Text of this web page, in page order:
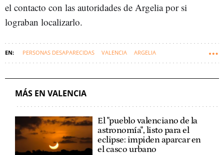
el contacto con las autoridades de Argeliapor si
lograban localizarlo.
PERSONAS DESAPARECIDAS VALENCIA ARGELIA
SUCESOS DE LA C. VALENCIANA
MÁS EN VALENCIA
El "pueblo valenciano de la
astronomía", listo para el
eclipse: impiden aparcar en
el casco urbano